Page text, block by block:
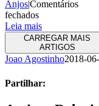
Anjos|Comentários
fechadosem
Pela
sua
saúde
não
com
Leia mais
CARREGAR MAIS
ARTIGOS
Joao Agostinho2018-
Partilhar: